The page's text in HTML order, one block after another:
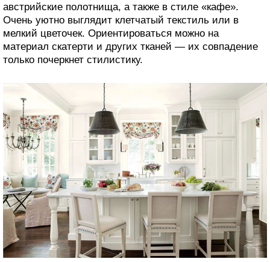
австрийские полотнища, а также в стиле «кафе».
Очень уютно выглядит клетчатый текстиль или в
мелкий цветочек. Ориентироваться можно на
материал скатерти и других тканей — их совпадение
только почеркнет стилистику.